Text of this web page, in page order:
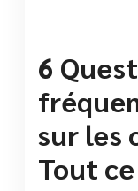
6
sur les
Tout